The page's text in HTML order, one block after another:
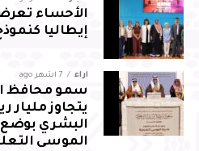
الأحساء تعرض
إيطاليا
آراء 7 أشهر ago
سمو محافظ
يتجاوز مليار
البشري
الموسى